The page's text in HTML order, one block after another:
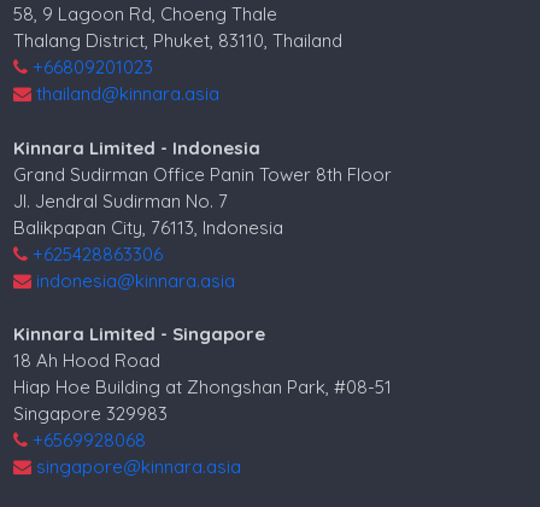
58, 9 Lagoon Rd, Choeng Thale
Thalang District, Phuket, 83110, Thailand
+66809201023
thailand@kinnara.asia
Kinnara Limited - Indonesia
Grand Sudirman Office Panin Tower 8th Floor
Jl. Jendral Sudirman No. 7
Balikpapan City, 76113, Indonesia
+625428863306
indonesia@kinnara.asia
Kinnara Limited - Singapore
18 Ah Hood Road
Hiap Hoe Building at Zhongshan Park, #08-51
Singapore 329983
+6569928068
singapore@kinnara.asia